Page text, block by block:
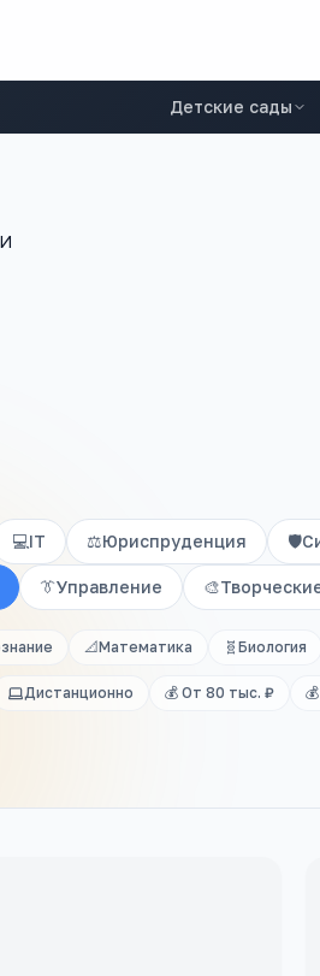
Детские сады
💻IT ⚖️Юриспруденция 🛡️
👔Управление 🎨
📐Математика 🧬 Биология
Дистанционно 💰 От 80 тыс. ₽